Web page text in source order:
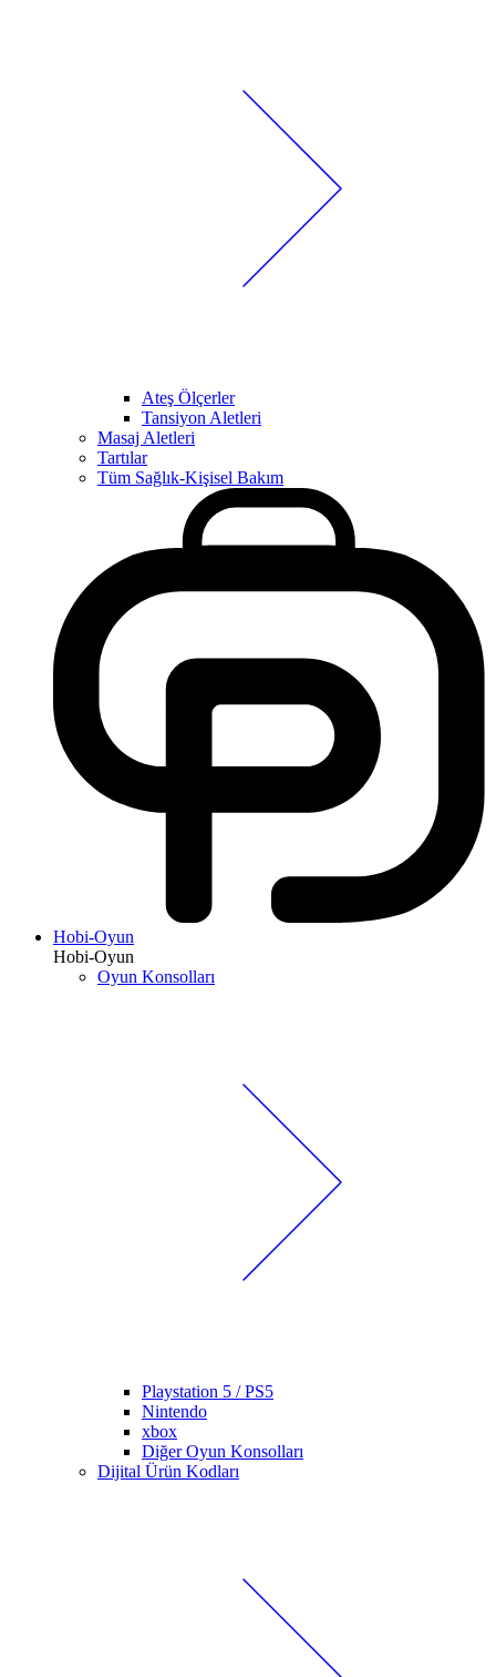
Ateş Ölçerler
Tansiyon Aletleri
Masaj Aletleri
Tartılar
Tüm Sağlık-Kişisel Bakım
Hobi-Oyun
Hobi-Oyun
Oyun Konsolları
Playstation 5 / PS5
Nintendo
xbox
Diğer Oyun Konsolları
Dijital Ürün Kodları